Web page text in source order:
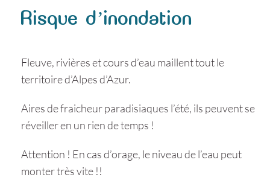
Risque d’inondation
Fleuve, rivières et cours d’eau maillent tout le
territoire d’Alpes d’Azur.
Aires de fraicheur paradisiaques l’été, ils peuvent se
réveiller en un rien de temps !
Attention ! En cas d’orage, le niveau de l’eau peut
monter très vite !!